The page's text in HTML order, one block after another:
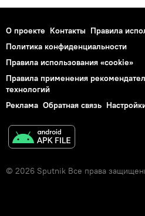
О проекте Контакты Правила
Политика конфиденциальности
Правила использования «cookie»
Правила применения
технологий
Реклама Обратная связь
© 2026 Sputnik Все права